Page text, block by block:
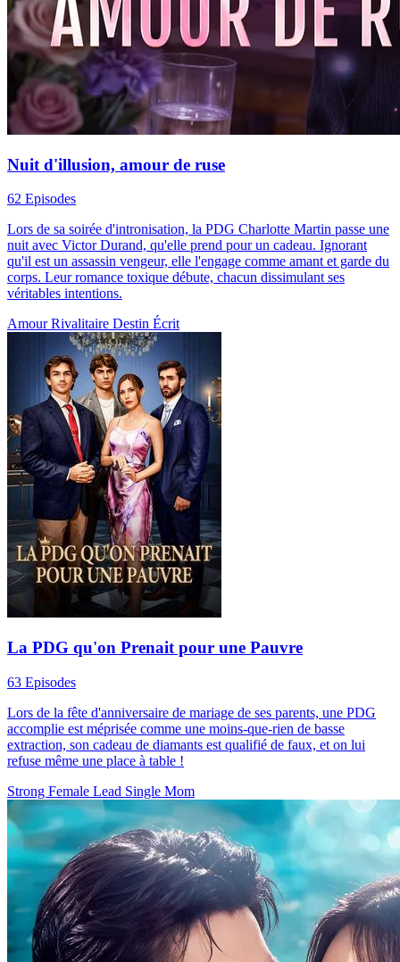
Nuit d'illusion, amour de ruse
62 Episodes
Lors de sa soirée d'intronisation, la PDG Charlotte Martin passe une
nuit avec Victor Durand, qu'elle prend pour un cadeau. Ignorant
qu'il est un assassin vengeur, elle l'engage comme amant et garde du
corps. Leur romance toxique débute, chacun dissimulant ses
véritables intentions.
Amour Rivalitaire Destin Écrit
La PDG qu'on Prenait pour une Pauvre
63 Episodes
Lors de la fête d'anniversaire de mariage de ses parents, une PDG
accomplie est méprisée comme une moins-que-rien de basse
extraction, son cadeau de diamants est qualifié de faux, et on lui
refuse même une place à table !
Strong Female Lead Single Mom